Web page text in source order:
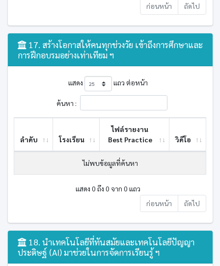
ก่อนหน้า
ถัดไป
17. สร้างโอกาสให้คนทุกช่วงวัย เข้าถึงการศึกษาและ
การฝึกอบรมอย่างเท่าเทียม ฯ
แสดง แถว ต่อหน้า
ค้นหา :
ลำดับ โรงเรียน
ไฟล์รายงาน
Best ​Practice
วิดีโอ
ไม่พบข้อมูลที่ค้นหา
แสดง 0 ถึง 0 จาก 0 แถว
ก่อนหน้า
ถัดไป
18. นำเทคโนโลยีที่ทันสมัยและเทคโนโลยีปัญญา
ประดิษฐ์ (AI) มาช่วยในการจัดการเรียนรู้ ฯ